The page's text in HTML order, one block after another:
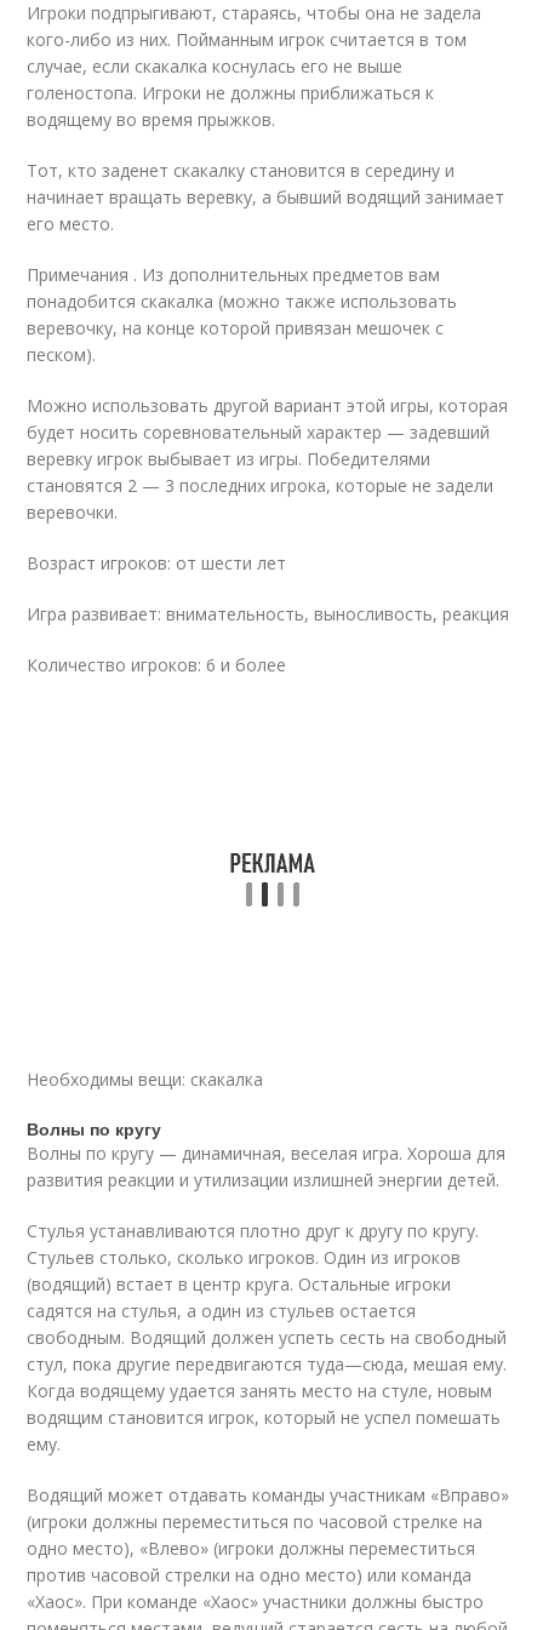
Игроки подпрыгивают, стараясь, чтобы она не задела
кого-либо из них. Пойманным игрок считается в том
случае, если скакалка коснулась его не выше
голеностопа. Игроки не должны приближаться к
водящему во время прыжков.
Тот, кто заденет скакалку становится в середину и
начинает вращать веревку, а бывший водящий занимает
его место.
Примечания . Из дополнительных предметов вам
понадобится скакалка (можно также использовать
веревочку, на конце которой привязан мешочек с
песком).
Можно использовать другой вариант этой игры, которая
будет носить соревновательный характер — задевший
веревку игрок выбывает из игры. Победителями
становятся 2 — 3 последних игрока, которые не задели
веревочки.
Возраст игроков: от шести лет
Игра развивает: внимательность, выносливость, ре­акция
Количество игроков: 6 и более
Необходимы вещи: скакалка
Волны по кругу
Волны по кругу — динамичная, веселая игра. Хороша для
развития реакции и утилизации излишней энергии детей.
Стулья устанавливаются плотно друг к другу по кругу.
Стульев столько, сколько игроков. Один из игроков
(водящий) встает в центр круга. Остальные игроки
садятся на стулья, а один из стульев остается
свободным. Водящий должен успеть сесть на свободный
стул, пока другие передвигаются туда—сюда, мешая ему.
Когда водящему удается занять место на стуле, новым
водящим становится игрок, который не успел помешать
ему.
Водящий может отдавать команды участникам «Вправо»
(игроки должны переместиться по часовой стрелке на
одно место), «Влево» (игроки должны переместиться
против часовой стрелки на одно место) или команда
«Хаос». При команде «Хаос» участники должны быстро